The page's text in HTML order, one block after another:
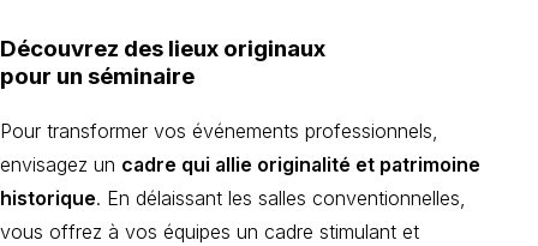
Découvrez des lieux originaux
pour un séminaire
Pour transformer vos événements professionnels,
envisagez un cadre qui allie originalité et patrimoine
historique. En délaissant les salles conventionnelles,
vous offrez à vos équipes un cadre stimulant et